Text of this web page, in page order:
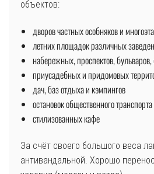
объектов:
дворов частных особняков и
летних площадок различных
набережных, проспектов,
приусадебных и придомовых
дач, баз отдыха и кэмпингов
остановок общественного транспорта
стилизованных кафе
За счёт своего большого веса
антивандальной. Хорошо